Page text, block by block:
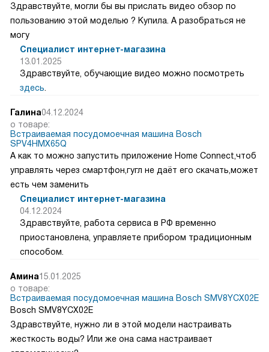
Здравствуйте, могли бы вы прислать видео обзор по
пользованию этой моделью ? Купила. А разобраться не
могу
Специалист интернет-магазина
13.01.2025
Здравствуйте, обучающие видео можно посмотреть
здесь
Галина04.12.2024
о товаре:
Встраиваемая посудомоечная машина Bosch
SPV4HMX65Q
А как то можно запустить приложение Home Connect,чтоб
управлять через смартфон,гугл не даёт его скачать,может
есть чем заменить
Специалист интернет-магазина
04.12.2024
Здравствуйте, работа сервиса в РФ временно
приостановлена, управляете прибором традиционным
способом.
Амина15.01.2025
о товаре:
Встраиваемая посудомоечная машина Bosch SMV8YCX02E
Bosch SMV8YCX02E
Здравствуйте, нужно ли в этой модели настраивать
жесткость воды? Или же она сама настраивает